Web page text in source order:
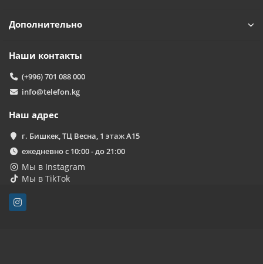
Дополнительно
Наши контакты
(+996) 701 088 000
info@telefon.kg
Наш адрес
г. Бишкек, ТЦ Весна, 1 этаж А15
ежедневно с 10:00 - до 21:00
Мы в Instagram
Мы в TikTok